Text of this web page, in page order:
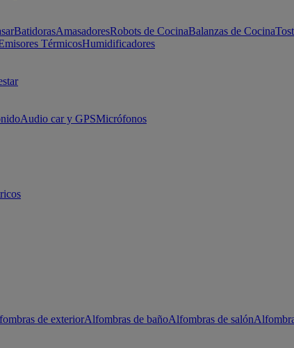
BatidorasAmasadoresRobots de CocinaBalanzas de Cocina
TérmicosHumidificadores
Audio car y GPSMicrófonos
de exteriorAlfombras de bañoAlfombras de salón